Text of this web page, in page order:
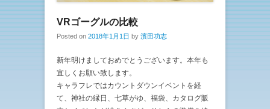
VRゴーグルの比較
Posted on 2018年1月1日 by 濱田功志
新年明けましておめでとうございます。本年も
宜しくお願い致します。
キャラフレではカウントダウンイベントを経
て、神社の縁日、七草がゆ、福袋、カタログ販